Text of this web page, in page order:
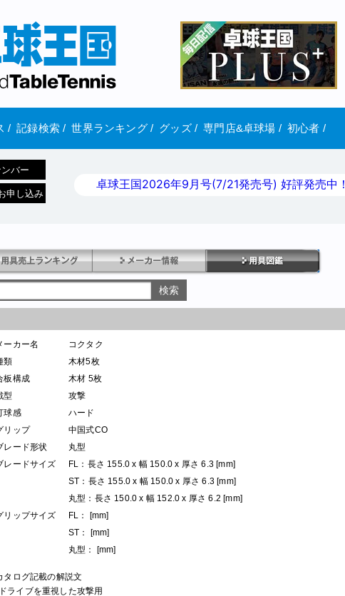
/ 記録検索 / 世界ランキング/ グッズ/ 専門店&卓球場 / 初心者 /
バー
申し込み
卓球王国2026年9月号(7/21発売号) 好評発売中！
ーカー名
コクタク
類
木材5枚
板構成
木材 5枚
型
攻撃
球感
ハード
リップ
中国式CO
レード形状
丸型
レードサイズ
FL：長さ 155.0 x 幅 150.0 x 厚さ 6.3 [mm]
ST：長さ 155.0 x 幅 150.0 x 厚さ 6.3 [mm]
丸型：長さ 150.0 x 幅 152.0 x 厚さ 6.2 [mm]
リップサイズ
FL： [mm]
ST： [mm]
丸型： [mm]
タログ記載の解説文
ドライブを重視した攻撃用